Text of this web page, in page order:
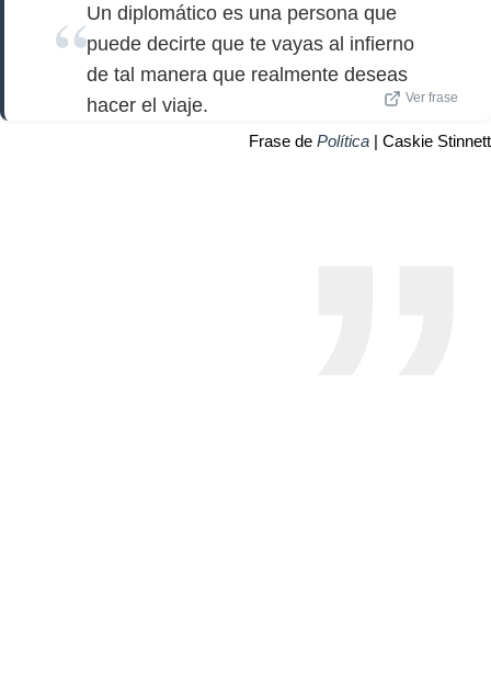
Un diplomático es una persona que
puede decirte que te vayas al infierno
de tal manera que realmente deseas
hacer el viaje.
Ver frase
Frase de Política | Caskie Stinnett